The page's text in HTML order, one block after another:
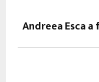
Andreea Esca